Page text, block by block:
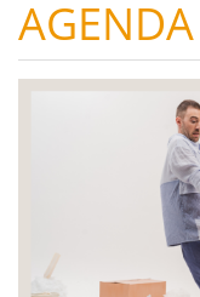
AGENDA